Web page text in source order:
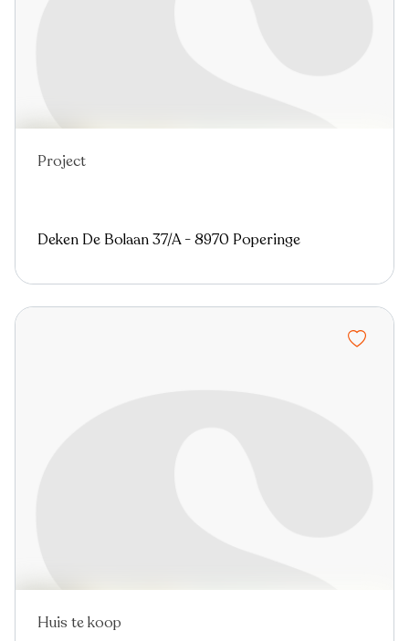
Project
Deken De Bolaan 37/A - 8970 Poperinge
Huis te koop